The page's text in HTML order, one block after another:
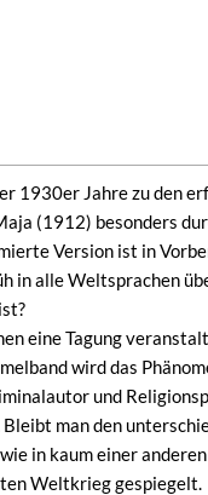
1930er Jahre zu den
(1912) besonders
Version ist in
in alle Weltsprachen
eine Tagung
wird das
und
man den
in kaum einer
Weltkrieg gespiegelt.